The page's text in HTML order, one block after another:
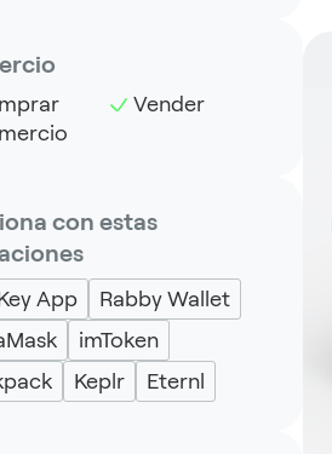
Vender
con estas
App
Rabby Wallet
imToken
Keplr Eternl